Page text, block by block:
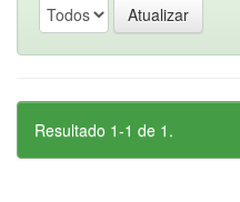
Resultado 1-1 de 1.